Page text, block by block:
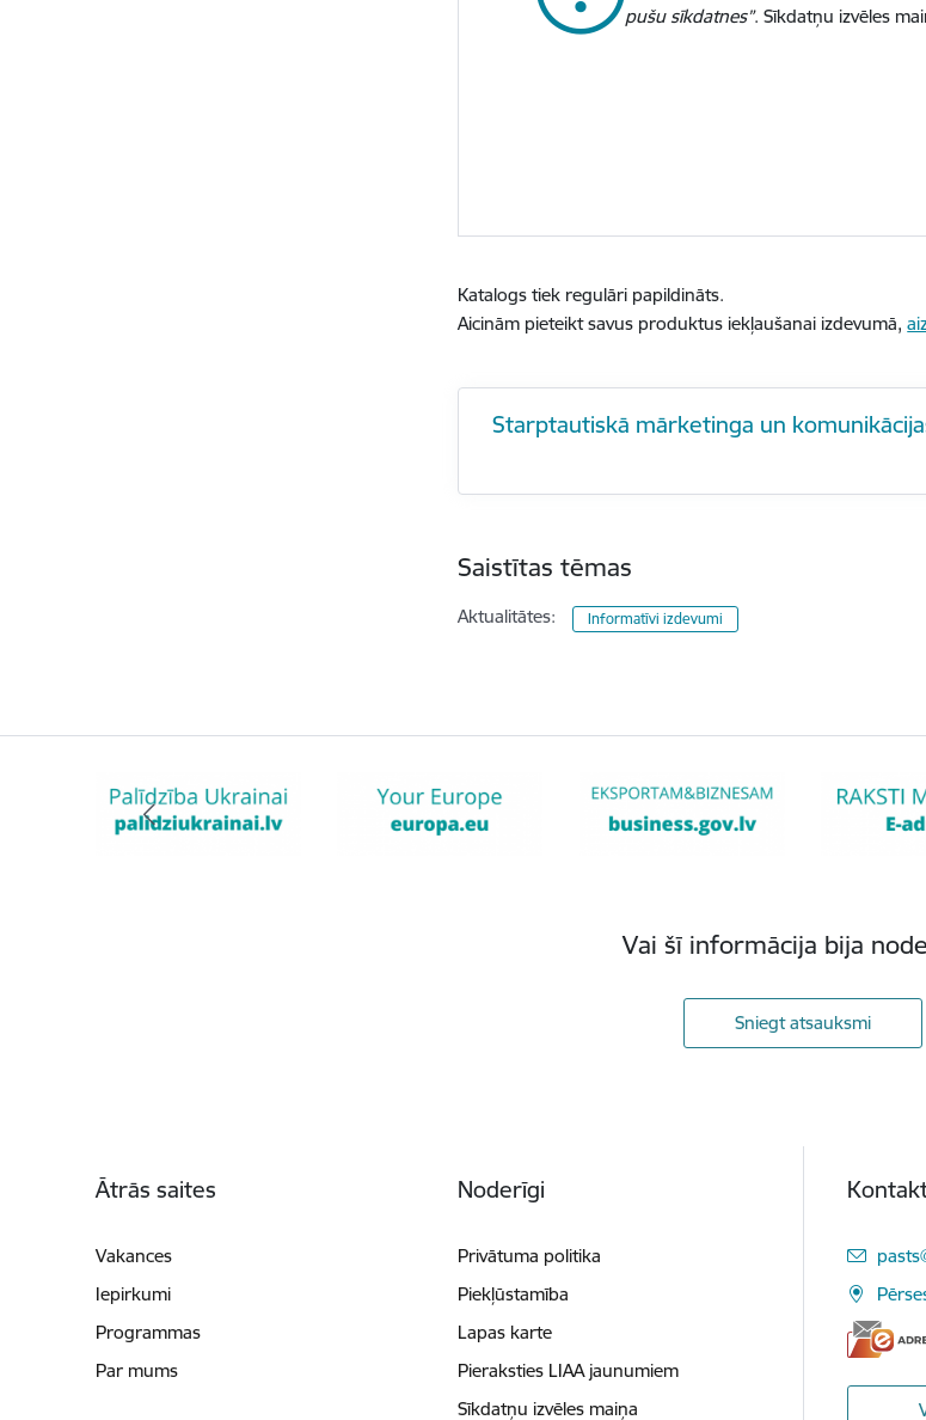
pušu sīkdatnes”. Sīkdatņu izvēles
Katalogs tiek regulāri papildināts.
Aicinām pieteikt savus produktus iekļaušanai izdevumā,
Starptautiskā mārketinga un
Saistītas tēmas
Aktualitātes: Informatīvi izdevumi
Vai šī informācija bija
Sniegt atsauksmi
Ātrās saites
Vakances
Iepirkumi
Programmas
Par mums
Noderīgi
Privātuma politika
Piekļūstamība
Lapas karte
Pieraksties LIAA jaunumiem
Sīkdatņu izvēles maiņa
E-